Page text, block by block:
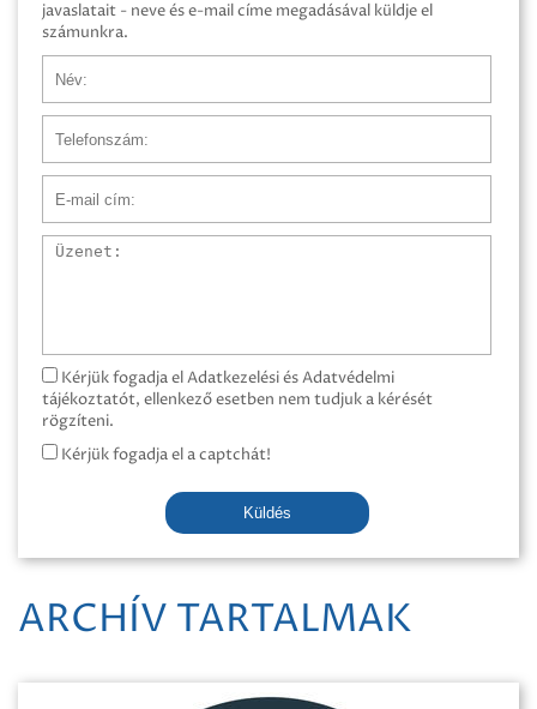
javaslatait - neve és e-mail címe megadásával küldje el
számunkra.
Üzenet
Kérjük fogadja el Adatkezelési és Adatvédelmi
tájékoztatót, ellenkező esetben nem tudjuk a kérését
rögzíteni.
Kérjük fogadja el a captchát!
Küldés
ARCHÍV TARTALMAK